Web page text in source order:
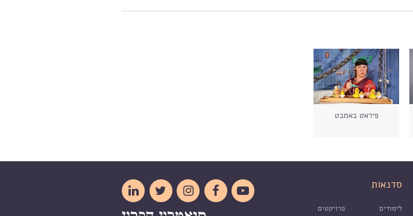
פיראט באמבט
סדנאות
לימודים פרויקטים




